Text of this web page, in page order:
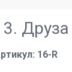
Друза
16-R